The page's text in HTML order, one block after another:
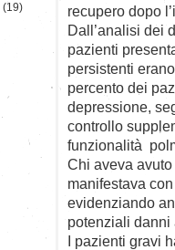
recupero dopo
Dall’analisi dei
pazienti
persistenti
percento dei
depressione,
controllo
funzionalità
Chi aveva
manifestava
evidenziando
potenziali danni
I pazienti gravi
(19)